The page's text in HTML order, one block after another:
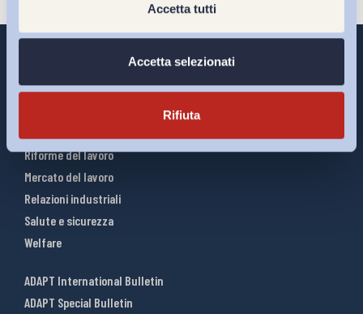
Accetta tutti
Accetta selezionati
Rifiuta
Riforme del lavoro
Mercato del lavoro
Relazioni industriali
Salute e sicurezza
Welfare
ADAPT International Bulletin
ADAPT Special Bulletin